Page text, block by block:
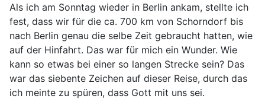
Als ich am Sonntag wieder in Berlin ankam, stellte ich
fest, dass wir für die ca. 700 km von Schorndorf bis
nach Berlin genau die selbe Zeit gebraucht hatten, wie
auf der Hinfahrt. Das war für mich ein Wunder. Wie
kann so etwas bei einer so langen Strecke sein? Das
war das siebente Zeichen auf dieser Reise, durch das
ich meinte zu spüren, dass Gott mit uns sei.